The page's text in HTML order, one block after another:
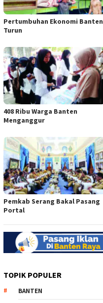
Pertumbuhan Ekonomi Banten
Turun
408 Ribu Warga Banten
Menganggur
Pemkab Serang Bakal Pasang
Portal
TOPIK POPULER
BANTEN